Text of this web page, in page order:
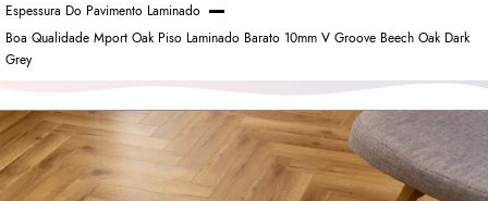
Espessura Do Pavimento Laminado
Boa Qualidade Mport Oak Piso Laminado Barato 10mm V Groove Beech Oak Dark
Grey